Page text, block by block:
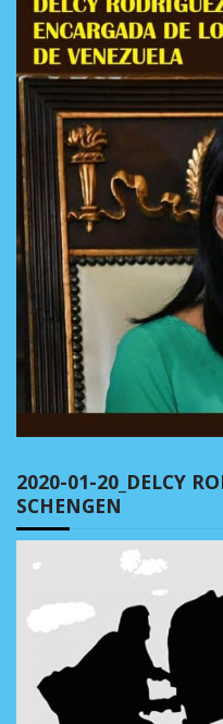
2020-01-20_DELCY
SCHENGEN